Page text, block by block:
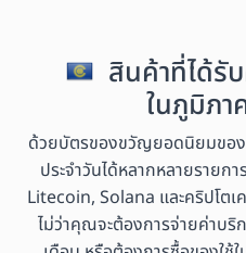
สินค้าที่ได้รั
ในภูมิภ
ด้วยบัตรของขวัญยอดนิยมของ
ประจำวันได้หลากหลายราย
Litecoin, Solana และคริปโตเ
ไม่ว่าคุณจะต้องการจ่ายค่าบริ